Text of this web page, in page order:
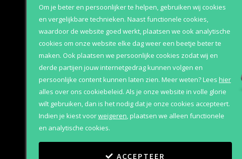
Herenparfum
Damesparfum
Merken
Geschenksets
Aanbiedingen
Retourneren
Bezorging &
Over Parfum
Betaalopties
Om je beter en persoonlijker te helpen, gebruiken wij cookies
en vergelijkbare technieken. Naast functionele cookies,
waardoor de website goed werkt, plaatsen we ook analytische
cookies om onze website elke dag weer een beetje beter te
maken. Ook plaatsen we persoonlijke cookies zodat wij en
derde partijen jouw internetgedrag kunnen volgen en
persoonlijke content kunnen laten zien. Meer weten?Lees hier
alles over ons cookiebeleid. Als je onze website in volle glorie
wilt gebruiken, dan is het nodig dat je onze cookies accepteert.
Indien je kiest voorweigeren,plaatsen we alleen functionele
en analytische cookies.
ACCEPTEER